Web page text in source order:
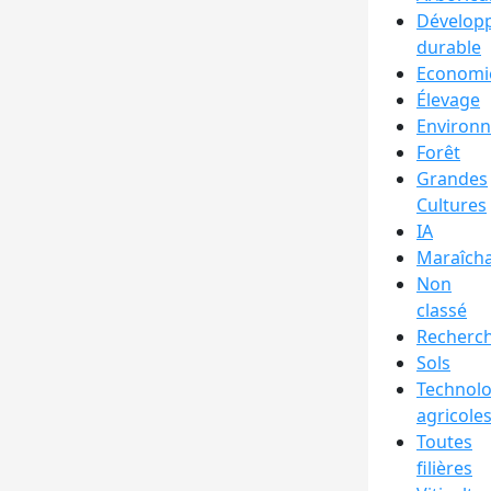
durable
Élevage
Forêt
Grandes
Cultures
IA
Non
classé
Sols
agricoles
Toutes
filières